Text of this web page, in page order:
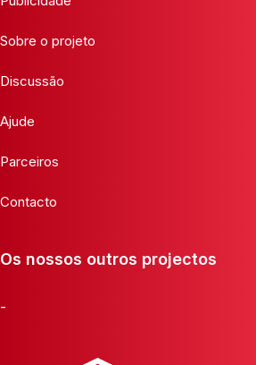
Sobre o projeto
Discussão
Ajude
Parceiros
Contacto
Os nossos outros projectos
-